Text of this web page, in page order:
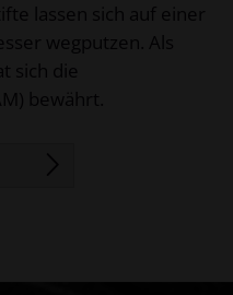
lassen sich auf einer
wegputzen. Als
sich die
bewährt.